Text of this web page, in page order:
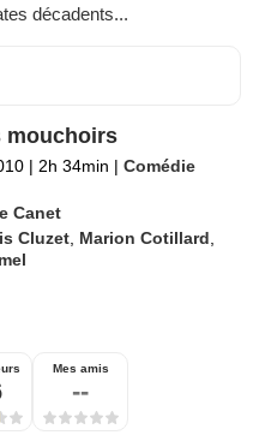
décadents...
mouchoirs
| 2h 34min | Comédie
Canet
Cluzet Marion Cotillard
Mes amis
--